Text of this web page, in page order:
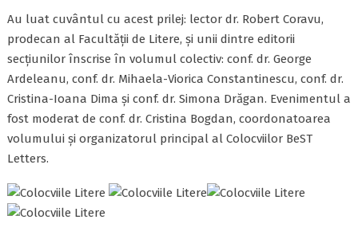
Au luat cuvântul cu acest prilej: lector dr. Robert Coravu,
prodecan al Facultății de Litere, și unii dintre editorii
secțiunilor înscrise în volumul colectiv: conf. dr. George
Ardeleanu, conf. dr. Mihaela-Viorica Constantinescu, conf. dr.
Cristina-Ioana Dima și conf. dr. Simona Drăgan. Evenimentul a
fost moderat de conf. dr. Cristina Bogdan, coordonatoarea
volumului și organizatorul principal al Colocviilor BeST
Letters.